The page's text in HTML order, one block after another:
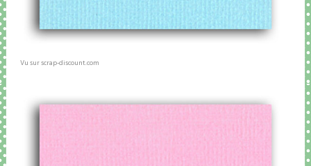
Vu sur scrap-discount.com